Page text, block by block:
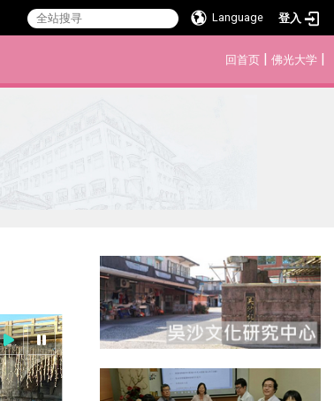
Language 登入
回首页 | 佛光大学 |